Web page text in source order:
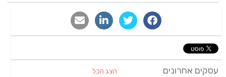
אחרונים הצג הכל